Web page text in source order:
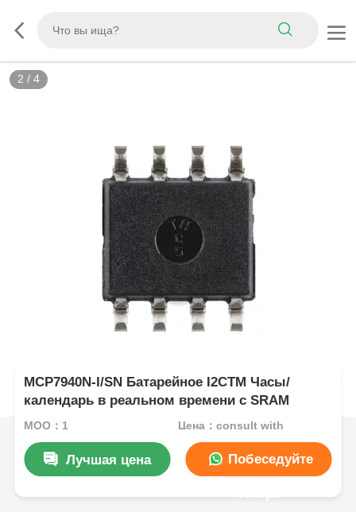
3 / 4
MCP7940N-I/SN Батарейное I2CTM Часы/
календарь в реальном времени с SRAM
MOQ：1 Цена：consult with
Лучшая цена Побеседуйте